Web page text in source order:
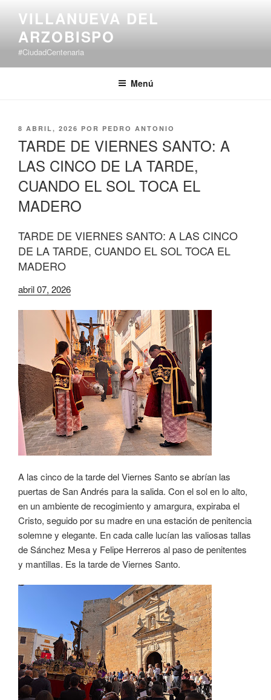
contenido
VILLANUEVA DEL
ARZOBISPO
#CiudadCentenaria
Menú
PUBLICADO
8 ABRIL, 2026 POR PEDRO ANTONIO
TARDE DE VIERNES SANTO: A
LAS CINCO DE LA TARDE,
CUANDO EL SOL TOCA EL
MADERO
TARDE DE VIERNES SANTO: A LAS CINCO
DE LA TARDE, CUANDO EL SOL TOCA EL
MADERO
abril 07, 2026
A las cinco de la tarde del Viernes Santo se abrían las
puertas de San Andrés para la salida. Con el sol en lo alto,
en un ambiente de recogimiento y amargura, expiraba el
Cristo, seguido por su madre en una estación de penitencia
solemne y elegante. En cada calle lucían las valiosas tallas
de Sánchez Mesa y Felipe Herreros al paso de penitentes
y mantillas. Es la tarde de Viernes Santo.